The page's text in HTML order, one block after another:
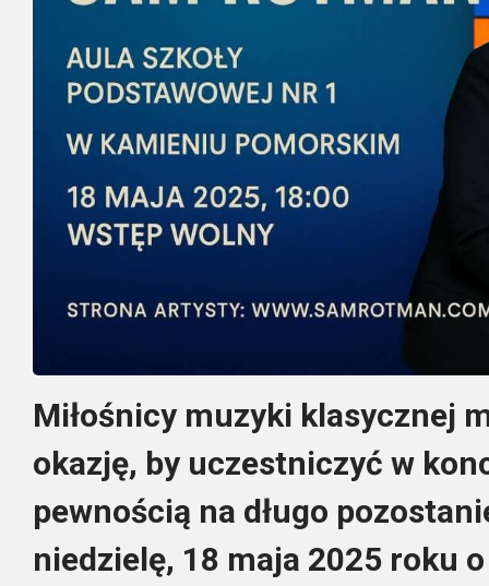
Miłośnicy muzyki klasycznej
okazję, by uczestniczyć w
pewnością na długo
niedzielę, 18 maja 2025 roku